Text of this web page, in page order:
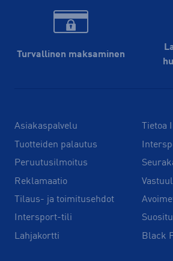
Turvallinen maksaminen
Asiakaspalvelu
Tuotteiden palautus
Peruutusilmoitus
Reklamaatio
Tilaus- ja toimitusehdot
Intersport-tili
Lahjakortti
Tietoa
Black